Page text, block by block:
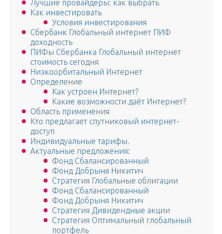
Лучшие провайдеры: как выбрать
Как инвестировать
Условия инвестирования
Сбербанк Глобальный интернет ПИФ
доходность
ПИФы Сбербанка Глобальный интернет
стоимость сегодня
Низкоорбитальный Интернет
Определение
Как устроен Интернет?
Какие возможности даёт Интернет?
Область применения
Кто предлагает спутниковый интернет-
доступ
Индивидуальные тарифы.
Актуальные предложения:
Фонд Сбалансированный
Фонд Добрыня Никитич
Стратегия Глобальные облигации
Фонд Сбалансированный
Фонд Добрыня Никитич
Стратегия Дивидендные акции
Стратегия Оптимальный глобальный
портфель